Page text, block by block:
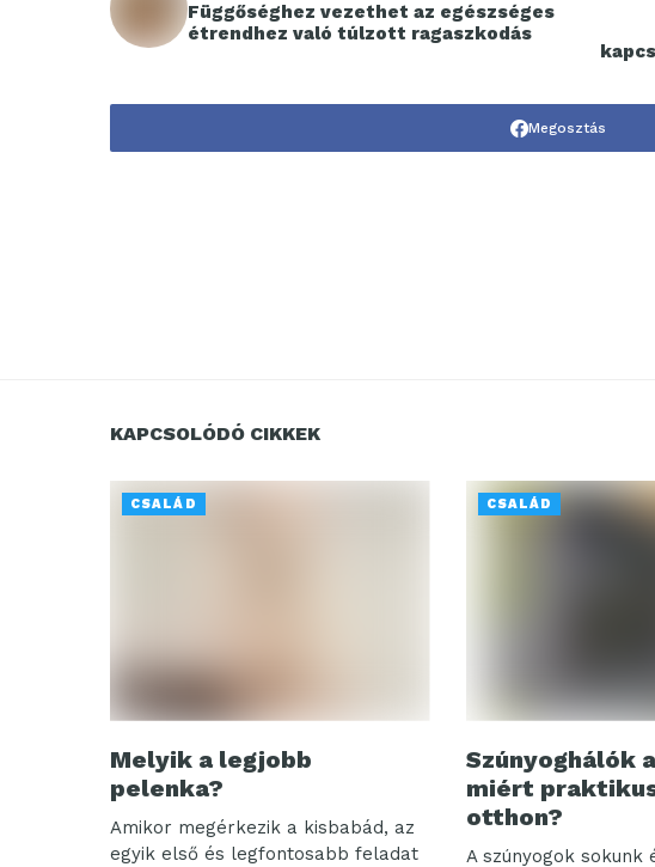
Függőséghez vezethet az egészséges
étrendhez való túlzott ragaszkodás
Megosztás
KAPCSOLÓDÓ CIKKEK
CSALÁD
Melyik a legjobb
pelenka?
Amikor megérkezik a kisbabád, az
egyik első és legfontosabb feladat
CSALÁD
Szúnyoghálók
miért
otthon?
A szúnyogok sokunk